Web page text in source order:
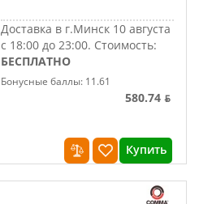
Доставка в г.Минск 10 августа
с 18:00 до 23:00. Стоимость:
БЕСПЛАТНО
Бонусные баллы: 11.61
580.74 ƃ
Купить